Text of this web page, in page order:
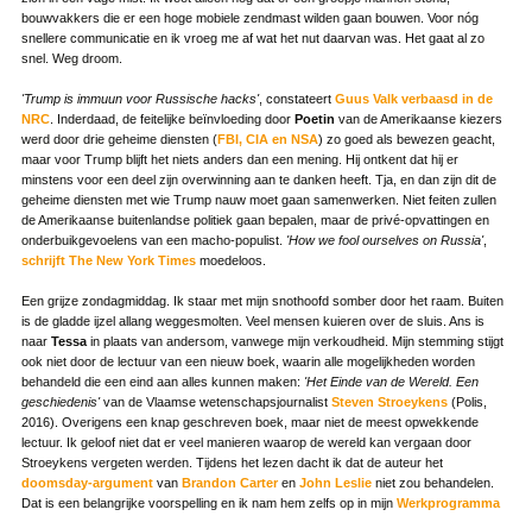
bouwvakkers die er een hoge mobiele zendmast wilden gaan bouwen. Voor nóg
snellere communicatie en ik vroeg me af wat het nut daarvan was. Het gaat al zo
snel. Weg droom.
'Trump is immuun voor Russische hacks', constateert Guus Valk verbaasd in de
NRC. Inderdaad, de feitelijke beïnvloeding door Poetin van de Amerikaanse kiezers
werd door drie geheime diensten (FBI, CIA en NSA) zo goed als bewezen geacht,
maar voor Trump blijft het niets anders dan een mening. Hij ontkent dat hij er
minstens voor een deel zijn overwinning aan te danken heeft. Tja, en dan zijn dit de
geheime diensten met wie Trump nauw moet gaan samenwerken. Niet feiten zullen
de Amerikaanse buitenlandse politiek gaan bepalen, maar de privé-opvattingen en
onderbuikgevoelens van een macho-populist. 'How we fool ourselves on Russia',
schrijft The New York Times moedeloos.
Een grijze zondagmiddag. Ik staar met mijn snothoofd somber door het raam. Buiten
is de gladde ijzel allang weggesmolten. Veel mensen kuieren over de sluis. Ans is
naar Tessain plaats van andersom, vanwege mijn verkoudheid. Mijn stemming stijgt
ook niet door de lectuur van een nieuw boek, waarin alle mogelijkheden worden
behandeld die een eind aan alles kunnen maken: 'Het Einde van de Wereld. Een
geschiedenis'van de Vlaamse wetenschapsjournalist Steven Stroeykens(Polis,
2016). Overigens een knap geschreven boek, maar niet de meest opwekkende
lectuur. Ik geloof niet dat er veel manieren waarop de wereld kan vergaan door
Stroeykens vergeten werden. Tijdens het lezen dacht ik dat de auteur het
doomsday-argumentvan Brandon Carteren John Leslie niet zou behandelen.
Dat is een belangrijke voorspelling en ik nam hem zelfs op in mijn Werkprogramma